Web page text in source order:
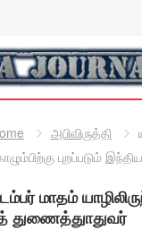
அபிவிருத்தி
புறப்படும்
மாதம்
துணைத்துாதுவர்